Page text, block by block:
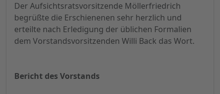
Der Aufsichtsratsvorsitzende Möllerfriedrich
begrüßte die Erschienenen sehr herzlich und
erteilte nach Erledigung der üblichen Formalien
dem Vorstandsvorsitzenden Willi Back das Wort.
Bericht des Vorstands